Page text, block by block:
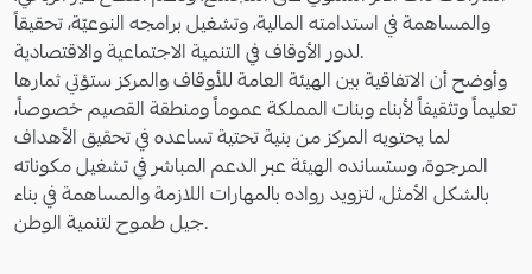
والمساهمة في استدامته المالية، وتشغيل برامجه النوعيّة، تحقيقاً
لدور الأوقاف في التنمية الاجتماعية والاقتصادية.
وأوضح أن الاتفاقية بين الهيئة العامة للأوقاف والمركز ستؤتي ثمارها
تعليماً وتثقيفاً لأبناء وبنات المملكة عموماً ومنطقة القصيم خصوصاً،
لما يحتويه المركز من بنية تحتية تساعده في تحقيق الأهداف
المرجوة، وستسانده الهيئة عبر الدعم المباشر في تشغيل مكوناته
بالشكل الأمثل، لتزويد رواده بالمهارات اللازمة والمساهمة في بناء
جيل طموح لتنمية الوطن.